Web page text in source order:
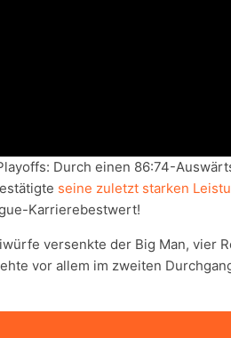
Durch einen 86:74-
seine zuletzt starken
Karrierebestwert!
versenkte der Big Man, vier
vor allem im zweiten